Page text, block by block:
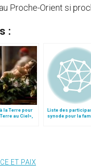
Proche-Orient si
:
la Terre pour
au Ciel»,
Liste des
synode pour la
25 octobre)
ET PAIX